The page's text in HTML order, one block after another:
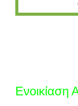
Ενοικίαση